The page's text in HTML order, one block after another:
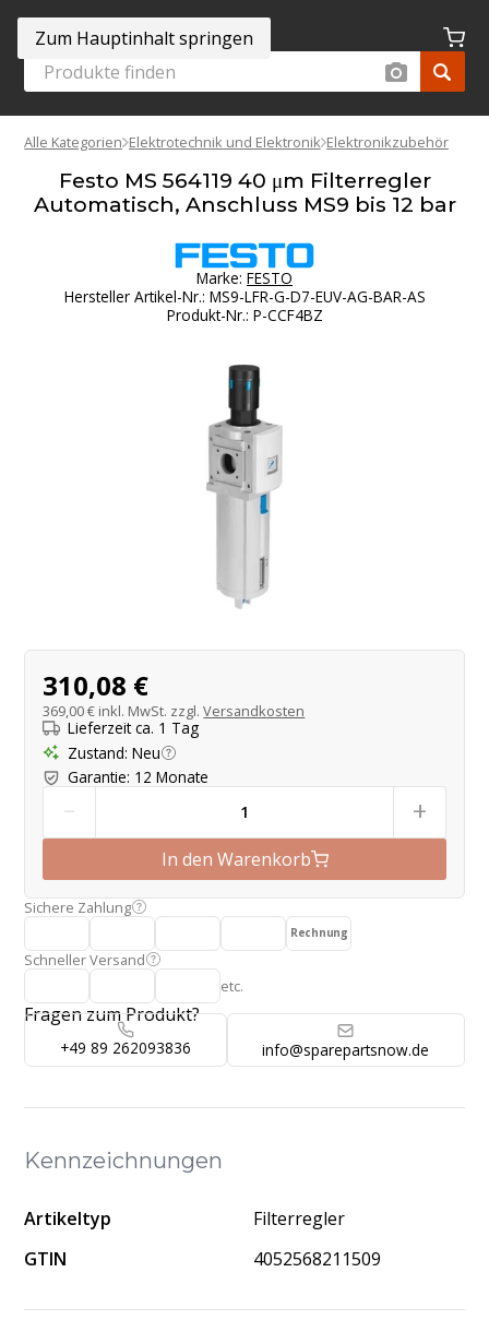
Zum Hauptinhalt springen
Alle Kategorien Elektrotechnik und Elektronik Elektronikzubehör
Festo MS 564119 40 μm Filterregler
Automatisch, Anschluss MS9 bis 12 bar
Marke: FESTO
Hersteller Artikel-Nr.: MS9-LFR-G-D7-EUV-AG-BAR-AS
Produkt-Nr.: P-CCF4BZ
Produktangebot
310,08 €
369,00 € inkl. MwSt. zzgl.Versandkosten
Lieferzeit ca. 1 Tag
Zustand: Neu
Garantie: 12 Monate
- +
In den Warenkorb
Sichere Zahlung
Rechnung
Schneller Versand
etc.
Fragen zum Produkt?
+49 89 262093836 info@sparepartsnow.de
Kennzeichnungen
Artikeltyp
Filterregler
GTIN
4052568211509